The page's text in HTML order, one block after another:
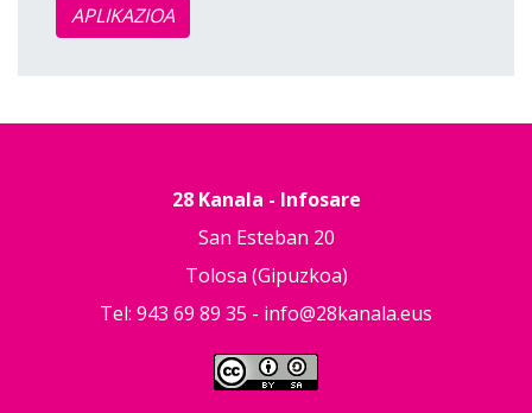
APLIKAZIOA
28 Kanala - Infosare
San Esteban 20
Tolosa (Gipuzkoa)
Tel: 943 69 89 35 - info@28kanala.eus